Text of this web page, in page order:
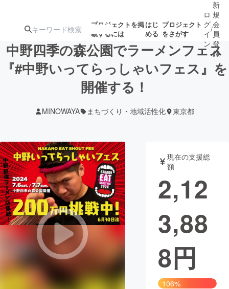
プロジェクトを掲
載するには
はじ
める
プロジェクト
をさがす
注目の新着プロ募集終了が近いプ
テクノロジー・ガジェット
映像・映画 書籍・雑誌
ビジネス・起業 チャレンジ
まちづくり・地域活性化
CAMPFIRE for Social Good CAMPFIRE Creation
ロ
グ
イ
ン
/
新
規
会
員
登
録
中野四季の森公園でラーメンフェス
『#中野いってらっしゃいフェス』を
開催する！
MINOWAYA まちづくり・地域活性化 東京都
現在の支援総
額
2,12
3,88
8円
106%